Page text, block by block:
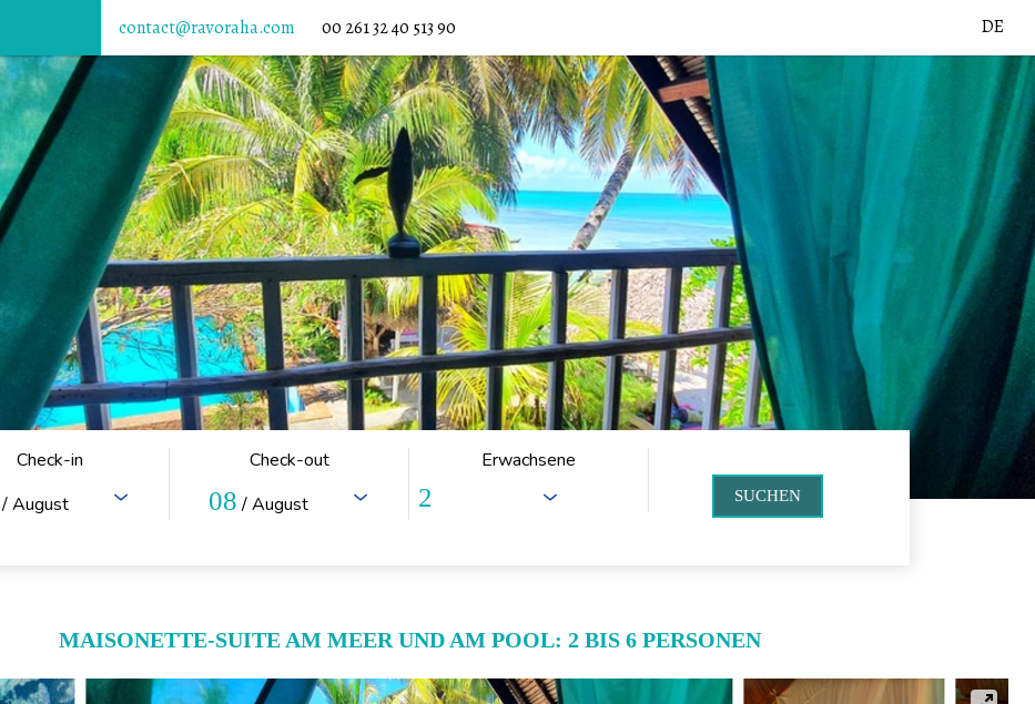
contact@ravoraha.com 00 261 32 40 513 90 DE
Check-in
/ August
Check-out
08 / August
Erwachsene
SUCHEN
MAISONETTE-SUITE AM MEER UND AM POOL: 2 BIS 6 PERSONEN